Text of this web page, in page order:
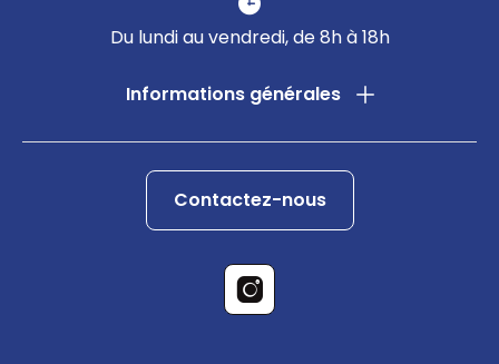
Du lundi au vendredi, de 8h à 18h
Informations générales
Contactez-nous
Instagram